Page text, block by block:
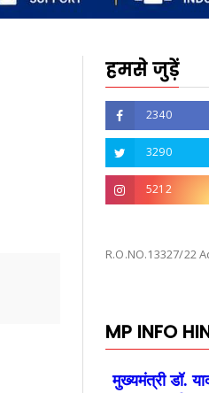
हमसे जुड़ें
2340
3290
5212
R.O.NO.13327/22
MP INFO